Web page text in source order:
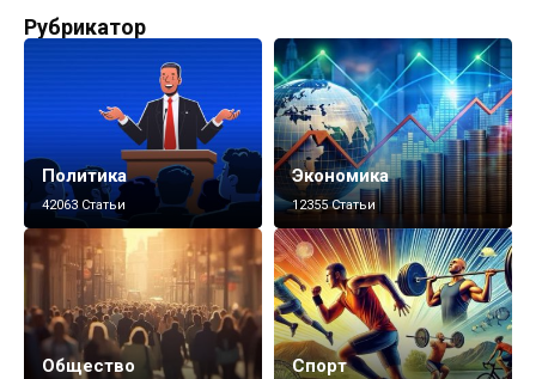
Рубрикатор
Политика
42063 Статьи
Экономика
12355 Статьи
Общество Спорт